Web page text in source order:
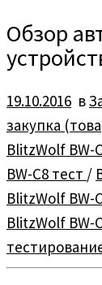
Обзор
19.10.2016 в
закупка
BlitzWolf BW-
BW-C8 тест /
BlitzWolf BW-
BlitzWolf BW-